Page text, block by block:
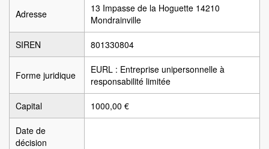
Adresse
13 Impasse de la Hoguette 14210
Mondrainville
SIREN 801330804
Forme juridique
EURL : Entreprise unipersonnelle à
responsabilité limitée
Capital 1000,00 €
Date de
décision